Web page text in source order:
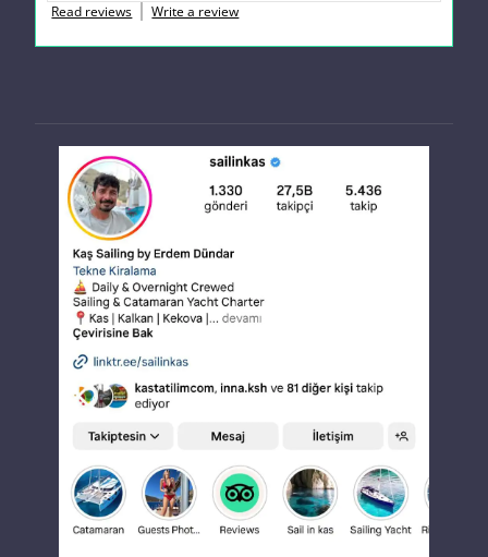
Read reviews
Write a review